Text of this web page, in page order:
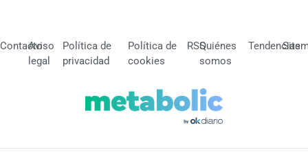
ContactoAviso
legal
Política de
privacidad
Política de
cookies
RSSQuiénes
somos
Tendencias